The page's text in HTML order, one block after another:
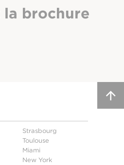
la brochure
Strasbourg
Toulouse
Miami
New York